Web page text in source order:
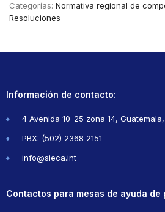
Categorías: Normativa regional de
Resoluciones
Información de contacto:
4 Avenida 10-25 zona 14,
PBX: (502) 2368 2151
info@sieca.int
Contactos para mesas de ayuda